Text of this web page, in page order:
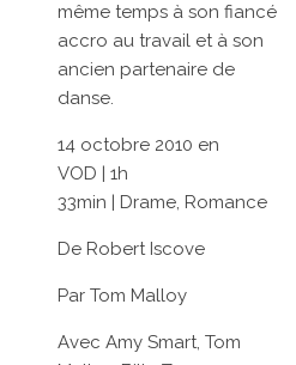
même temps à son fiancé
accro au travail et à son
ancien partenaire de
danse.
14 octobre 2010 en
VOD | 1h
33min | Drame, Romance
De Robert Iscove
Par Tom Malloy
Avec Amy Smart, Tom